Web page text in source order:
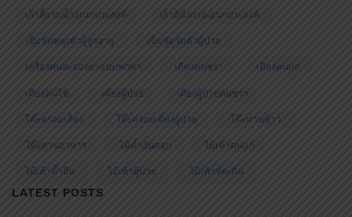
เก้าอี้อาบน้ำอเนกประสงค์ เก้าอ้นั่งถ่ายเอนกประสงค์
เข็มขัดพยุงตัวผู้สูงอายุ เข็มขัดรัดตัวผู้ป่วย
เครื่องพ่นละอองยาแบบพกพา เตียงคนชรา เตียงคนแก่
เตียงคนไข้ เตียงผู้ป่วย เตียงผู้ป่วยคนชรา
โต๊ะคร่อมเตียง โต๊ะคร่อมเตียงผู้ป่วย โต๊ะทานข้าว
โต๊ะทานอาหาร ไม้ค้ำยันศอก ไม้เท้าคนแก่
ไม้เท้าค้ำยืน ไม้เท้าผู้ป่วย ไม้เท้าหัดเดิน
LATEST POSTS